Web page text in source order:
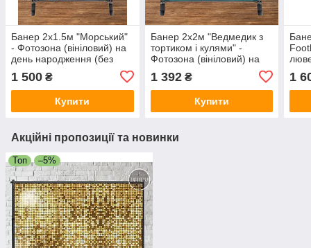
Банер 2х1.5м "Морський"
- Фотозона (вініловий) на
день народження (без
каркасу) - Індивідуальний
напис
1 500 ₴
Купити
Банер 2х2м "Ведмедик з
тортиком і кулями" -
Фотозона (вініловий) на
каркасу) - Індивідуальний
напис (іменний)
1 392₴
Купити
1
Акційні пропозиції та новинки
Топ –5%